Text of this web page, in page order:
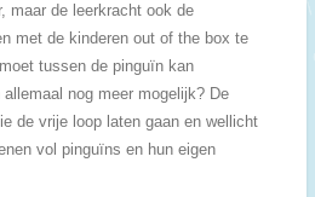
maar de leerkracht ook de
met de kinderen out of the box te
tussen de pinguïn kan
nog meer mogelijk? De
de vrije loop laten gaan en wellicht
vol pinguïns en hun eigen